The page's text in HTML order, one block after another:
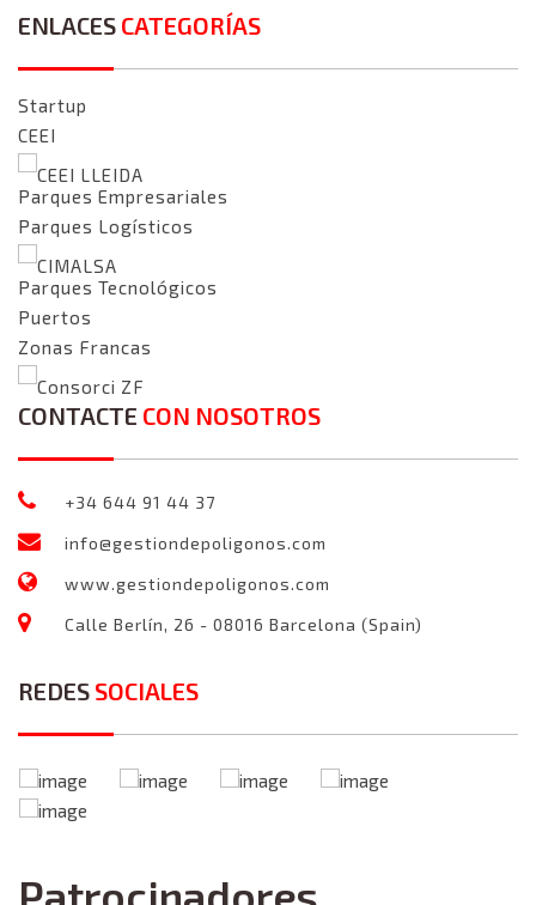
ENLACES CATEGORÍAS
Startup
CEEI
CEEI LLEIDA
Parques Empresariales
Parques Logísticos
CIMALSA
Parques Tecnológicos
Puertos
Zonas Francas
Consorci ZF
CONTACTE CON NOSOTROS
+34 644 91 44 37
info@gestiondepoligonos.com
www.gestiondepoligonos.com
Calle Berlín, 26 - 08016 Barcelona (Spain)
REDES SOCIALES
Patrocinadores